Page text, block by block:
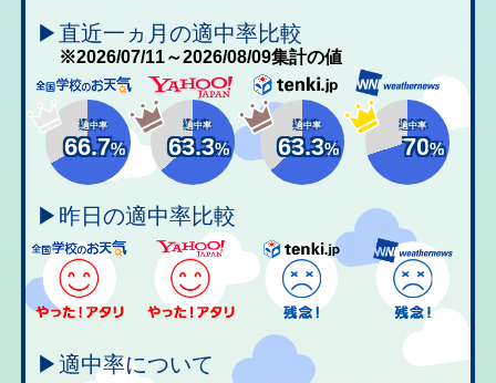
▶直近一ヵ月の適中率比較
※2026/07/11～2026/08/09集計の値
適中率
66.7%
適中率
63.3%
適中率
63.3%
適中率
70%
▶昨日の適中率比較
▶適中率について